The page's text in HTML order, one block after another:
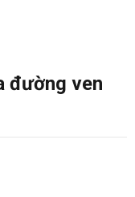
đường ven